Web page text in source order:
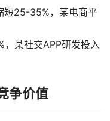
短25-35%，某电商平
，某社交APP研发投入
争价值